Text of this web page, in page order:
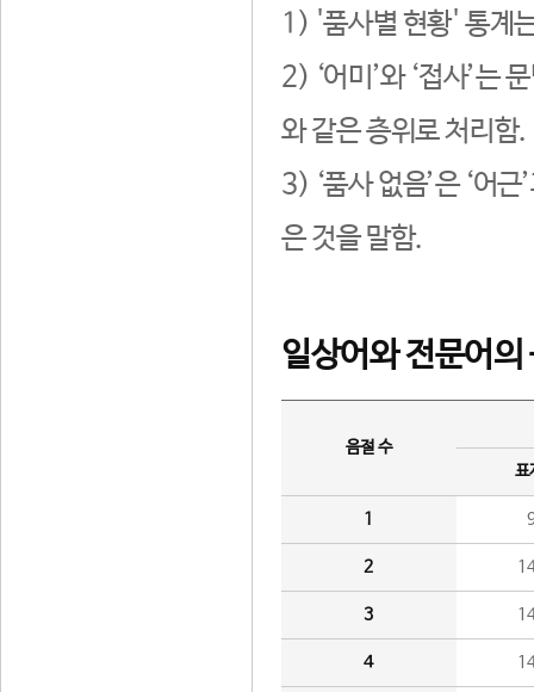
1) '품사별 현황' 통계
2) ‘어미’와 ‘접사’는
와 같은 층위로 처리함.
3) ‘품사 없음’은 ‘어
은 것을 말함.
일상어와 전문어의
음절 수
표
1
2
3
4